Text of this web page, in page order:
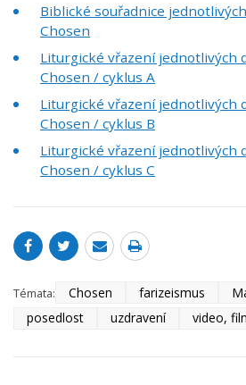
Biblické souřadnice
Chosen
Liturgické vřazení jednotlivých
Chosen / cyklus A
Liturgické vřazení jednotlivých
Chosen / cyklus B
Liturgické vřazení jednotlivých
Chosen / cyklus C
Témata: Chosen farizeismus
posedlost
uzdravení video,